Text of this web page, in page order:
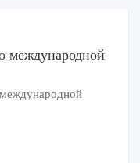
международной